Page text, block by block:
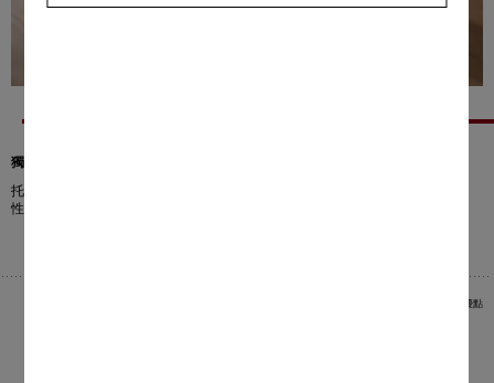
獨特的不粘表面
托盤、烘焙和燒烤層架擁有極其可靠的專利表面處理，並具有獨特的非粘性特
性。以清水加入少量清潔液，並用上柔軟的海綿即可輕鬆去除頑固污漬。
圖片作為範例用於展示產品優點